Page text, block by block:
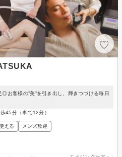
◎お客様の”美”を引き出し、輝きつづける毎日
45分（車で12分）
える メンズ歓迎